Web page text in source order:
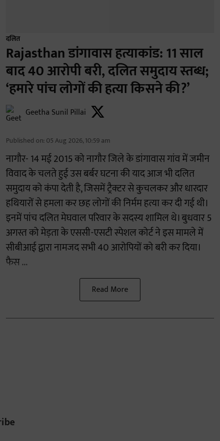
दलित
Rajasthan डांगावास हत्याकांड: 11 साल
बाद 40 आरोपी बरी, दलित समुदाय स्तब्ध;
‘हमारे पांच लोगों की हत्या किसने की?’
Geetha Sunil Pillai
Published on: 05 Aug 2026, 10:59 am
नागौर- 14 मई 2015 को नागौर जिले के डांगावास गांव में जमीन
विवाद के चलते हुई उस बर्बर घटना की याद आज भी दलित
समुदाय को कंपा देती है, जिसमें ट्रैक्टर से कुचलकर और धारदार
हथियारों से हमला कर छह लोगों की निर्मम हत्या कर दी गई थी।
इनमें पांच दलित मेघवाल परिवार के सदस्य शामिल थे। बुधवार 5
अगस्त को मेड़ता के एससी-एसटी स्पेशल कोर्ट ने इस मामले में
सीबीआई द्वारा नामजद सभी 40 आरोपियों को बरी कर दिया।
फैस ...
Read More